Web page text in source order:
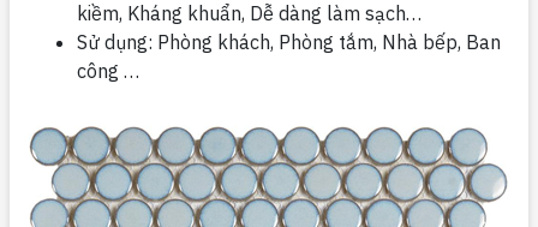
kiềm, Kháng khuẩn, Dễ dàng làm sạch…
Sử dụng: Phòng khách, Phòng tắm, Nhà bếp, Ban
công …